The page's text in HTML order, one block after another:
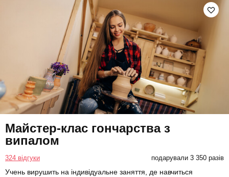
Майстер-клас гончарства з
випалом
324 відгуки подарували 3 350 разів
Учень вирушить на індивідуальне заняття, де навчиться